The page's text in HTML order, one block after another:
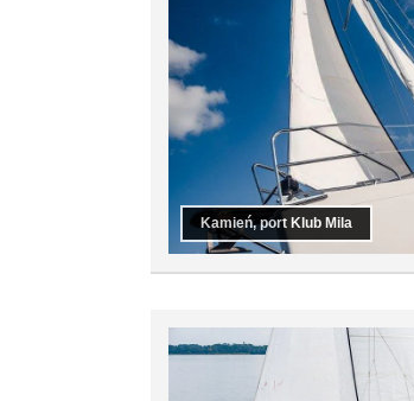
Kamień, port Klub Mila